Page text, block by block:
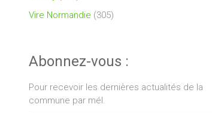
Vire Normandie (305)
Abonnez-vous :
Pour recevoir les dernières actualités de la
commune par mél.